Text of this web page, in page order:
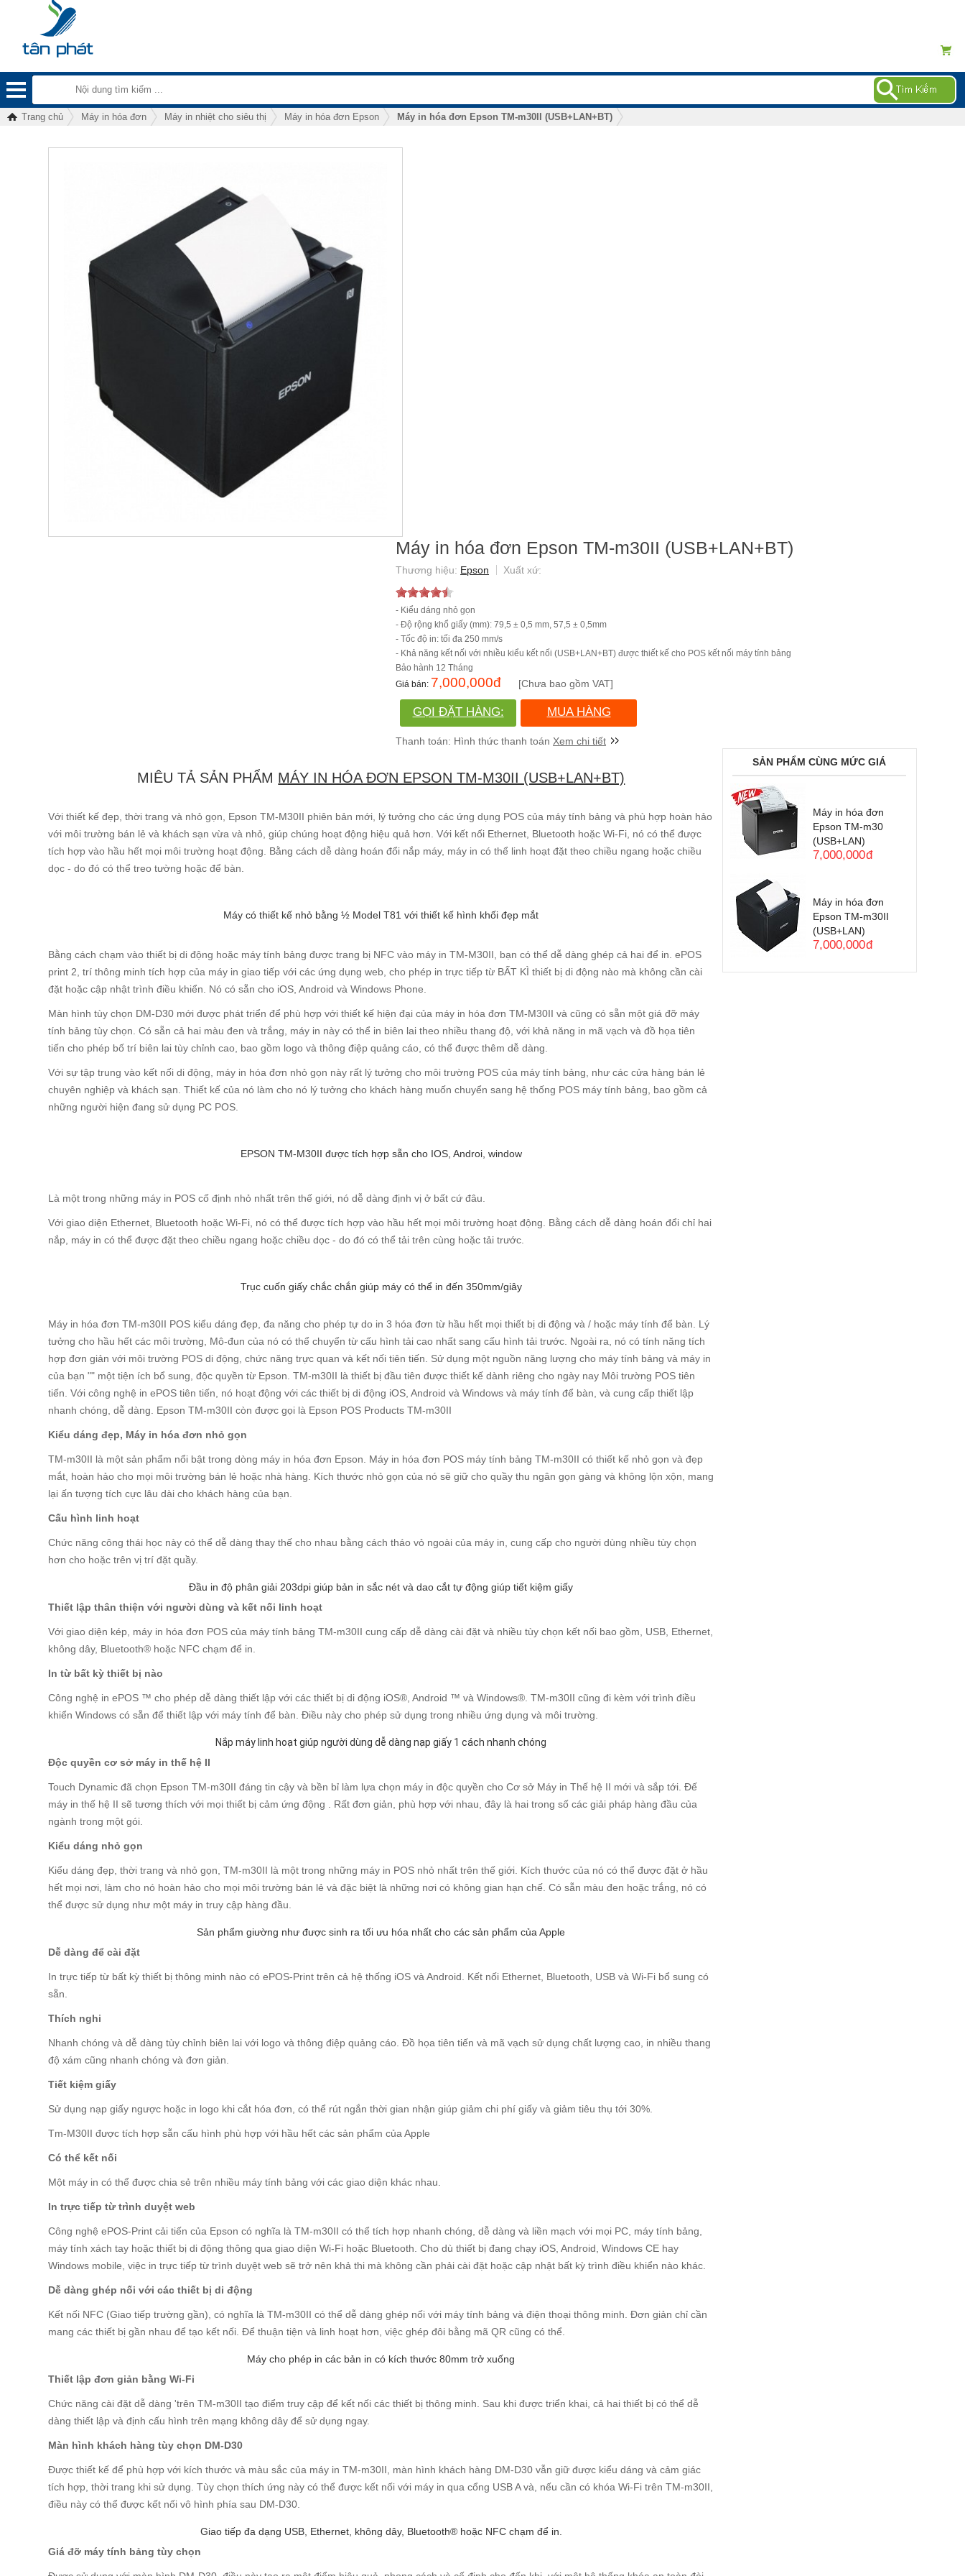
Trang chủ Máy in hóa đơn Máy in nhiệt cho siêu thị Máy in hóa đơn Epson Máy in hóa đơn Epson TM-m30II (USB+LAN+BT)
Máy in hóa đơn Epson TM-m30II (USB+LAN+BT)
Epson
- Kiểu dáng nhỏ gọn
- Độ rộng khổ giấy (mm): 79,5 ± 0,5 mm, 57,5 ± 0,5mm
- Tốc độ in: tối đa 250 mm/s
- Khả năng kết nối với nhiều kiểu kết nối (USB+LAN+BT) được thiết kế cho POS kết nối máy tính bảng
12 Tháng
7,000,000đ [Chưa bao gồm VAT]
GỌI ĐẶT HÀNG:
(028)730.666.86
MUA HÀNG
Xem chi tiết
MIÊU TẢ SẢN PHẨM MÁY IN HÓA ĐƠN EPSON TM-M30II (USB+LAN+BT)
Với thiết kế đẹp, thời trang và nhỏ gọn, Epson TM-M30II phiên bản mới, lý tưởng cho các ứng dụng POS của máy tính bảng và phù hợp hoàn hảo
với môi trường bán lẻ và khách sạn vừa và nhỏ, giúp chúng hoạt động hiệu quả hơn. Với kết nối Ethernet, Bluetooth hoặc Wi-Fi, nó có thể được
tích hợp vào hầu hết mọi môi trường hoạt động. Bằng cách dễ dàng hoán đổi nắp máy, máy in có thể linh hoạt đặt theo chiều ngang hoặc chiều
dọc - do đó có thể treo tường hoặc để bàn.
Máy có thiết kế nhỏ bằng ½ Model T81 với thiết kế hình khối đẹp mắt
Bằng cách chạm vào thiết bị di động hoặc máy tính bảng được trang bị NFC vào máy in TM-M30II, bạn có thể dễ dàng ghép cả hai để in. ePOS
print 2, trí thông minh tích hợp của máy in giao tiếp với các ứng dụng web, cho phép in trực tiếp từ BẤT KÌ thiết bị di động nào mà không cần cài
đặt hoặc cập nhật trình điều khiển. Nó có sẵn cho iOS, Android và Windows Phone.
Màn hình tùy chọn DM-D30 mới được phát triển để phù hợp với thiết kế hiện đại của máy in hóa đơn TM-M30II và cũng có sẵn một giá đỡ máy
tính bảng tùy chọn. Có sẵn cả hai màu đen và trắng, máy in này có thể in biên lai theo nhiều thang độ, với khả năng in mã vạch và đồ họa tiên
tiến cho phép bố trí biên lai tùy chỉnh cao, bao gồm logo và thông điệp quảng cáo, có thể được thêm dễ dàng.
Với sự tập trung vào kết nối di động, máy in hóa đơn nhỏ gọn này rất lý tưởng cho môi trường POS của máy tính bảng, như các cửa hàng bán lẻ
chuyên nghiệp và khách sạn. Thiết kế của nó làm cho nó lý tưởng cho khách hàng muốn chuyển sang hệ thống POS máy tính bảng, bao gồm cả
những người hiện đang sử dụng PC POS.
EPSON TM-M30II được tích hợp sẵn cho IOS, Androi, window
Là một trong những máy in POS cố định nhỏ nhất trên thế giới, nó dễ dàng định vị ở bất cứ đâu.
Với giao diện Ethernet, Bluetooth hoặc Wi-Fi, nó có thể được tích hợp vào hầu hết mọi môi trường hoạt động. Bằng cách dễ dàng hoán đổi chỉ hai
nắp, máy in có thể được đặt theo chiều ngang hoặc chiều dọc - do đó có thể tải trên cùng hoặc tải trước.
Trục cuốn giấy chắc chắn giúp máy có thể in đến 350mm/giây
Máy in hóa đơn TM-m30II POS kiểu dáng đẹp, đa năng cho phép tự do in 3 hóa đơn từ hầu hết mọi thiết bị di động và / hoặc máy tính để bàn. Lý
tưởng cho hầu hết các môi trường, Mô-đun của nó có thể chuyển từ cấu hình tải cao nhất sang cấu hình tải trước. Ngoài ra, nó có tính năng tích
hợp đơn giản với môi trường POS di động, chức năng trực quan và kết nối tiên tiến. Sử dụng một nguồn năng lượng cho máy tính bảng và máy in
của bạn "" một tiện ích bổ sung, độc quyền từ Epson. TM-m30II là thiết bị đầu tiên được thiết kế dành riêng cho ngày nay Môi trường POS tiên
tiến. Với công nghệ in ePOS tiên tiến, nó hoạt động với các thiết bị di động iOS, Android và Windows và máy tính để bàn, và cung cấp thiết lập
nhanh chóng, dễ dàng. Epson TM-m30II còn được gọi là Epson POS Products TM-m30II
Kiểu dáng đẹp, Máy in hóa đơn nhỏ gọn
TM-m30II là một sản phẩm nổi bật trong dòng máy in hóa đơn Epson. Máy in hóa đơn POS máy tính bảng TM-m30II có thiết kế nhỏ gọn và đẹp
mắt, hoàn hảo cho mọi môi trường bán lẻ hoặc nhà hàng. Kích thước nhỏ gọn của nó sẽ giữ cho quầy thu ngân gọn gàng và không lộn xộn, mang
lại ấn tượng tích cực lâu dài cho khách hàng của bạn.
Cấu hình linh hoạt
Chức năng công thái học này có thể dễ dàng thay thế cho nhau bằng cách tháo vỏ ngoài của máy in, cung cấp cho người dùng nhiều tùy chọn
hơn cho hoặc trên vị trí đặt quầy.
Đầu in độ phân giải 203dpi giúp bản in sắc nét và dao cắt tự động giúp tiết kiệm giấy
Thiết lập thân thiện với người dùng và kết nối linh hoạt
Với giao diện kép, máy in hóa đơn POS của máy tính bảng TM-m30II cung cấp dễ dàng cài đặt và nhiều tùy chọn kết nối bao gồm, USB, Ethernet,
không dây, Bluetooth® hoặc NFC chạm để in.
In từ bất kỳ thiết bị nào
Công nghệ in ePOS ™ cho phép dễ dàng thiết lập với các thiết bị di động iOS®, Android ™ và Windows®. TM-m30II cũng đi kèm với trình điều
khiển Windows có sẵn để thiết lập với máy tính để bàn. Điều này cho phép sử dụng trong nhiều ứng dụng và môi trường.
Nắp máy linh hoạt giúp người dùng dễ dàng nạp giấy 1 cách nhanh chóng
Độc quyền cơ sở máy in thế hệ II
Touch Dynamic đã chọn Epson TM-m30II đáng tin cậy và bền bỉ làm lựa chọn máy in độc quyền cho Cơ sở Máy in Thế hệ II mới và sắp tới. Đế
máy in thế hệ II sẽ tương thích với mọi thiết bị cảm ứng động . Rất đơn giản, phù hợp với nhau, đây là hai trong số các giải pháp hàng đầu của
ngành trong một gói.
Kiểu dáng nhỏ gọn
Kiểu dáng đẹp, thời trang và nhỏ gọn, TM-m30II là một trong những máy in POS nhỏ nhất trên thế giới. Kích thước của nó có thể được đặt ở hầu
hết mọi nơi, làm cho nó hoàn hảo cho mọi môi trường bán lẻ và đặc biệt là những nơi có không gian hạn chế. Có sẵn màu đen hoặc trắng, nó có
thể được sử dụng như một máy in truy cập hàng đầu.
Sản phẩm giường như được sinh ra tối ưu hóa nhất cho các sản phẩm của Apple
Dễ dàng để cài đặt
In trực tiếp từ bất kỳ thiết bị thông minh nào có ePOS-Print trên cả hệ thống iOS và Android. Kết nối Ethernet, Bluetooth, USB và Wi-Fi bổ sung có
sẵn.
Thích nghi
Nhanh chóng và dễ dàng tùy chỉnh biên lai với logo và thông điệp quảng cáo. Đồ họa tiên tiến và mã vạch sử dụng chất lượng cao, in nhiều thang
độ xám cũng nhanh chóng và đơn giản.
Tiết kiệm giấy
Sử dụng nạp giấy ngược hoặc in logo khi cắt hóa đơn, có thể rút ngắn thời gian nhận giúp giảm chi phí giấy và giảm tiêu thụ tới 30%.
Tm-M30II được tích hợp sẵn cấu hình phù hợp với hầu hết các sản phẩm của Apple
Có thể kết nối
Một máy in có thể được chia sẻ trên nhiều máy tính bảng với các giao diện khác nhau.
In trực tiếp từ trình duyệt web
Công nghệ ePOS-Print cải tiến của Epson có nghĩa là TM-m30II có thể tích hợp nhanh chóng, dễ dàng và liền mạch với mọi PC, máy tính bảng,
máy tính xách tay hoặc thiết bị di động thông qua giao diện Wi-Fi hoặc Bluetooth. Cho dù thiết bị đang chạy iOS, Android, Windows CE hay
Windows mobile, việc in trực tiếp từ trình duyệt web sẽ trở nên khả thi mà không cần phải cài đặt hoặc cập nhật bất kỳ trình điều khiển nào khác.
Dễ dàng ghép nối với các thiết bị di động
Kết nối NFC (Giao tiếp trường gần), có nghĩa là TM-m30II có thể dễ dàng ghép nối với máy tính bảng và điện thoại thông minh. Đơn giản chỉ cần
mang các thiết bị gần nhau để tạo kết nối. Để thuận tiện và linh hoạt hơn, việc ghép đôi bằng mã QR cũng có thể.
Máy cho phép in các bản in có kích thước 80mm trở xuống
Thiết lập đơn giản bằng Wi-Fi
Chức năng cài đặt dễ dàng 'trên TM-m30II tạo điểm truy cập để kết nối các thiết bị thông minh. Sau khi được triển khai, cả hai thiết bị có thể dễ
dàng thiết lập và định cấu hình trên mạng không dây để sử dụng ngay.
Màn hình khách hàng tùy chọn DM-D30
Được thiết kế để phù hợp với kích thước và màu sắc của máy in TM-m30II, màn hình khách hàng DM-D30 vẫn giữ được kiểu dáng và cảm giác
tích hợp, thời trang khi sử dụng. Tùy chọn thích ứng này có thể được kết nối với máy in qua cổng USB A và, nếu cần có khóa Wi-Fi trên TM-m30II,
điều này có thể được kết nối vô hình phía sau DM-D30.
Giao tiếp đa dạng USB, Ethernet, không dây, Bluetooth® hoặc NFC chạm để in.
Giá đỡ máy tính bảng tùy chọn
SẢN PHẨM CÙNG MỨC GIÁ
Máy in hóa đơn
Epson TM-m30
(USB+LAN)
7,000,000đ
Máy in hóa đơn
Epson TM-m30II
(USB+LAN)
7,000,000đ